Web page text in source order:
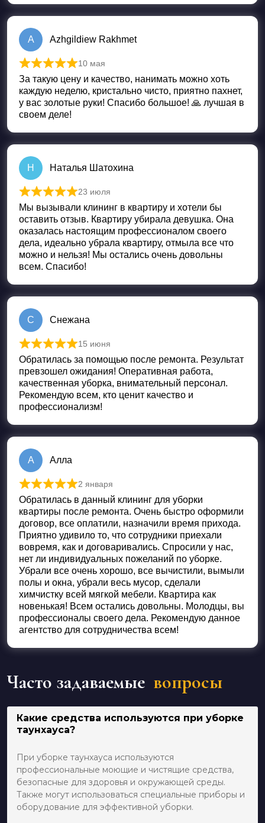
A Azhgildiew Rakhmet
Оценка
10 мая
За такую цену и качество, нанимать можно хоть
каждую неделю, кристально чисто, приятно пахнет,
у вас золотые руки! Спасибо большое! 🙏 лучшая в
своем деле!
Н Наталья Шатохина
Оценка
23 июля
Мы вызывали клининг в квартиру и хотели бы
оставить отзыв. Квартиру убирала девушка. Она
оказалась настоящим профессионалом своего
дела, идеально убрала квартиру, отмыла все что
можно и нельзя! Мы остались очень довольны
всем. Спасибо!
С Снежана
Оценка
15 июня
Обратилась за помощью после ремонта. Результат
превзошел ожидания! Оперативная работа,
качественная уборка, внимательный персонал.
Рекомендую всем, кто ценит качество и
профессионализм!
А Алла
Оценка из 5
2 января
Обратилась в данный клининг для уборки
квартиры после ремонта. Очень быстро оформили
договор, все оплатили, назначили время прихода.
Приятно удивило то, что сотрудники приехали
вовремя, как и договаривались. Спросили у нас,
нет ли индивидуальных пожеланий по уборке.
Убрали все очень хорошо, все вычистили, вымыли
полы и окна, убрали весь мусор, сделали
химчистку всей мягкой мебели. Квартира как
новенькая! Всем остались довольны. Молодцы, вы
профессионалы своего дела. Рекомендую данное
агентство для сотрудничества всем!
Часто задаваемые вопросы
Какие средства используются при уборке
таунхауса?
При уборке таунхауса используются
профессиональные моющие и чистящие средства,
безопасные для здоровья и окружающей среды.
Также могут использоваться специальные приборы и
оборудование для эффективной уборки.